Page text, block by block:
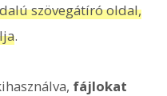
szövegátíró oldal,
.
fájlokat